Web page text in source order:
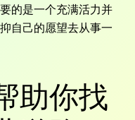
的是一个充满活力并
自己的愿望去从事一
助你找